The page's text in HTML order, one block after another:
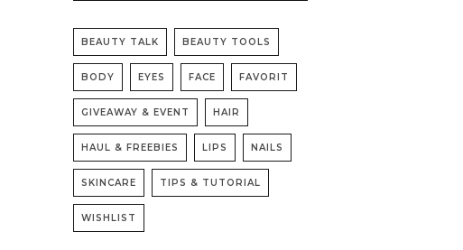
BEAUTY TALK BEAUTY TOOLS
BODY EYES FACE FAVORIT
GIVEAWAY & EVENT HAIR
HAUL & FREEBIES LIPS NAILS
SKINCARE TIPS & TUTORIAL
WISHLIST